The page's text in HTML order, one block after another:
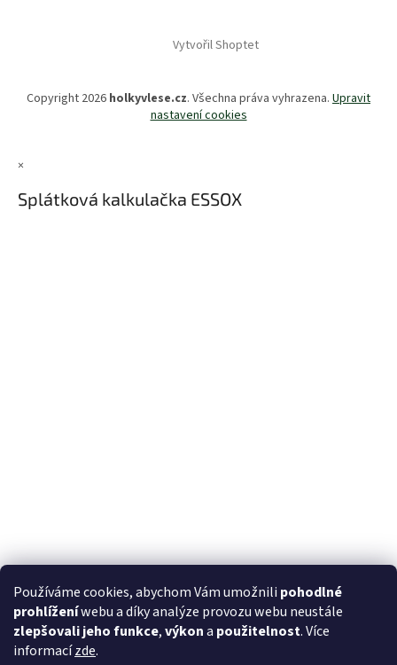
Používáme cookies, abychom Vám umožnili pohodlné
prohlíženíwebu a díky analýze provozu webu neustále
zlepšovali jeho funkce,výkona použitelnost. Více
informacízde.
Vytvořil Shoptet
Copyright 2026 holkyvlese.cz. Všechna práva vyhrazena. Upravit
nastavení cookies
×
Splátková kalkulačka ESSOX